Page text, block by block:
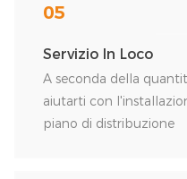
05
Servizio In Loco
A seconda della
aiutarti con
piano di distribuzione